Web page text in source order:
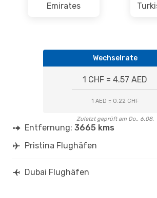
Emirates
Wechselrate
1 CHF = 4.57 AED
1 AED = 0.22 CHF
Zuletzt geprüft am Do., 6.08.
Entfernung: 3665 kms
Pristina Flughäfen
Dubai Flughäfen